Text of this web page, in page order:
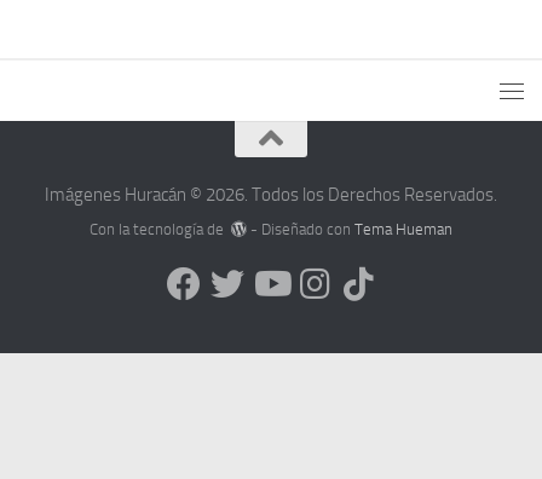
Imágenes Huracán © 2026. Todos los Derechos Reservados.
Con la tecnología de - Diseñado conTema Hueman